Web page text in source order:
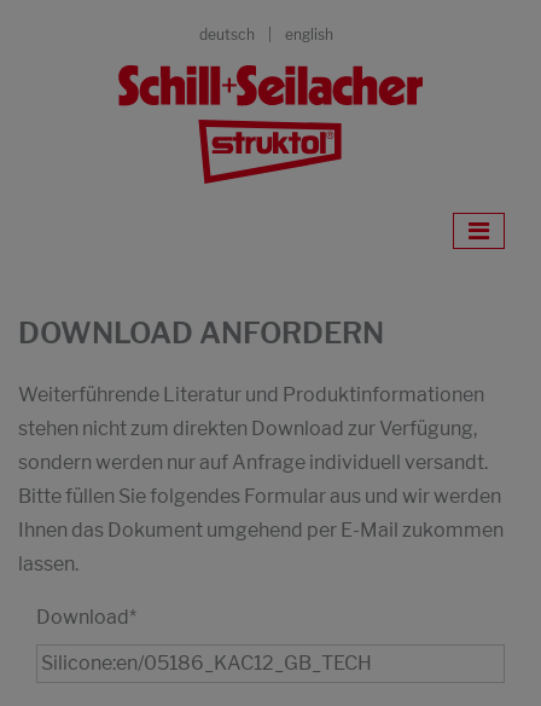
deutsch english
DOWNLOAD ANFORDERN
Weiterführende Literatur und Produktinformationen
stehen nicht zum direkten Download zur Verfügung,
sondern werden nur auf Anfrage individuell versandt.
Bitte füllen Sie folgendes Formular aus und wir werden
Ihnen das Dokument umgehend per E-Mail zukommen
lassen.
Download*